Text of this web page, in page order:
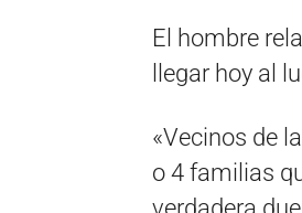
El hombre
llegar hoy al
«Vecinos de
o 4 familias